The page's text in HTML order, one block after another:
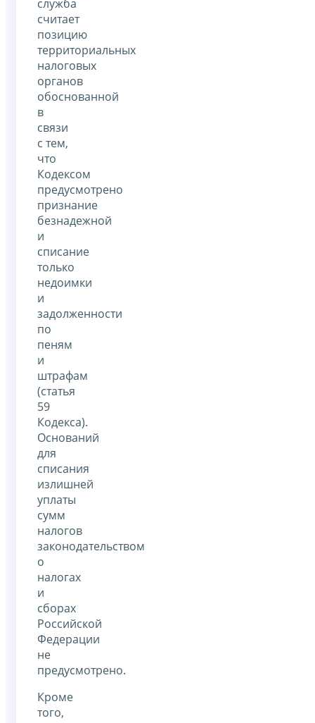
служба
считает
позицию
территориальных
налоговых
органов
обоснованной
в
связи
с тем,
что
Кодексом
предусмотрено
признание
безнадежной
и
списание
только
недоимки
и
задолженности
по
пеням
и
штрафам
(статья
59
Кодекса).
Оснований
для
списания
излишней
уплаты
сумм
налогов
законодательством
о
налогах
и
сборах
Российской
Федерации
не
предусмотрено.
Кроме
того,